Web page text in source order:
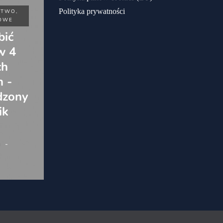
CIEKAWOSTKI
Jak
4
-
Polityka prywatności